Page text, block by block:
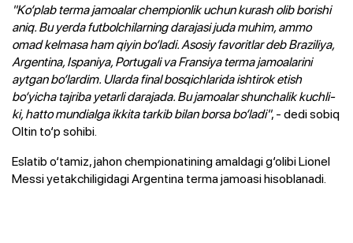
"Ko‘plab terma jamoalar chempionlik uchun kurash olib borishi
aniq. Bu yerda futbolchilarning darajasi juda muhim, ammo
omad kelmasa ham qiyin bo‘ladi. Asosiy favoritlar deb Braziliya,
Argentina, Ispaniya, Portugali va Fransiya terma jamoalarini
aytgan bo‘lardim. Ularda final bosqichlarida ishtirok etish
bo‘yicha tajriba yetarli darajada. Bu jamoalar shunchalik kuchli-
ki, hatto mundialga ikkita tarkib bilan borsa bo‘ladi", - dedi sobiq
Oltin to‘p sohibi.
Eslatib o‘tamiz, jahon chempionatining amaldagi g‘olibi Lionel
Messi yetakchiligidagi Argentina terma jamoasi hisoblanadi.